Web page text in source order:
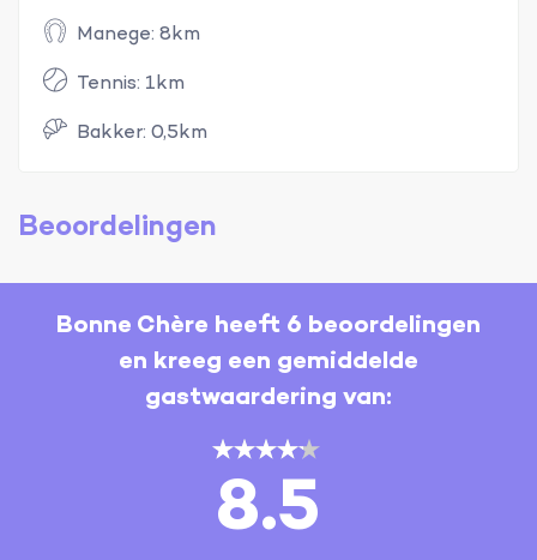
Manege: 8km
Tennis: 1km
Bakker: 0,5km
Beoordelingen
Bonne Chère heeft 6 beoordelingen
en kreeg een gemiddelde
gastwaardering van:
8.5